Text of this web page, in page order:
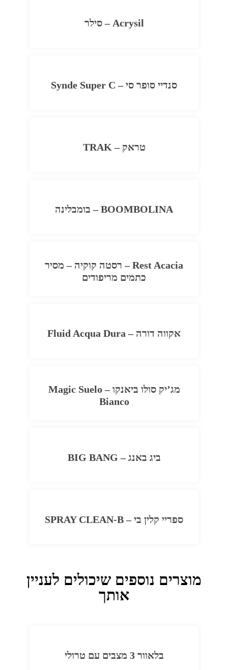
Acrysil – סילר
סנדיי סופר סי – Synde Super C
טראק – TRAK
BOOMBOLINA – בומבלינה
Rest Acacia – רסטה קוקיה – מסיר
כתמים מריפודים
אקווה דורה – Fluid Acqua Dura
מג’יק סולו ביאנקו – Magic Suelo
Bianco
ביג באנג – BIG BANG
ספריי קלין בי – SPRAY CLEAN-B
מוצרים נוספים שיכולים לעניין
אותך
בלאוור 3 מצבים עם טרולי